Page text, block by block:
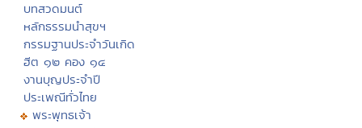
บทสวดมนต์
หลักธรรมนำสุขฯ
กรรมฐานประจำวันเกิด
ฮีต ๑๒ คอง ๑๔
งานบุญประจำปี
ประเพณีทั่วไทย
พระพุทธเจ้า